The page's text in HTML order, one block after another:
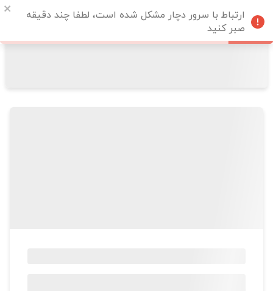
ارتباط با سرور دچار مشکل شده است، لطفا چند دقیقه
صبر کنید